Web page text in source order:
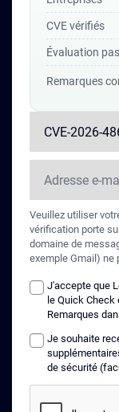
fassent
active.
CVE vérifiés
Évaluation
Remarques
Veuillez utiliser
vérification porte
domaine de
exemple Gmail) ne
J'accepte que
le Quick
Remarques
Je souhaite
de sécurité